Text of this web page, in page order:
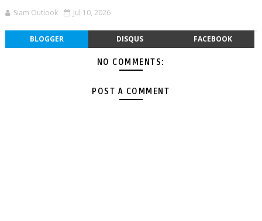
Siam Outlook Jul 10, 2026
BLOGGER DISQUS FACEBOOK
NO COMMENTS:
POST A COMMENT